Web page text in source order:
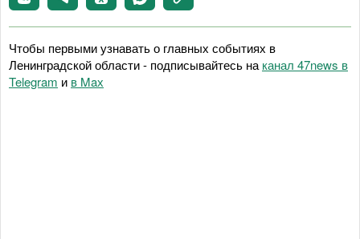
Чтобы первыми узнавать о главных событиях в
Ленинградской области - подписывайтесь на канал 47news в
Telegram и в Maх